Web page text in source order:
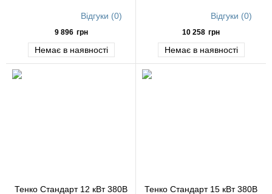
Відгуки (0)
9 896 грн
Немає в наявності
Відгуки (0)
10 258 грн
Немає в наявності
Тенко Стандарт 12 кВт 380В
Тенко Стандарт 15 кВт 380В